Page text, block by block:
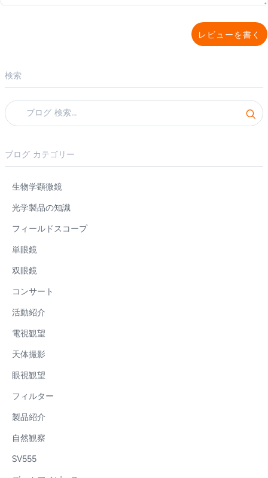
レビューを書く
検索
ブログ カテゴリー
生物学顕微鏡
光学製品の知識
フィールドスコープ
単眼鏡
双眼鏡
コンサート
活動紹介
電視観望
天体撮影
眼視観望
フィルター
製品紹介
自然観察
SV555